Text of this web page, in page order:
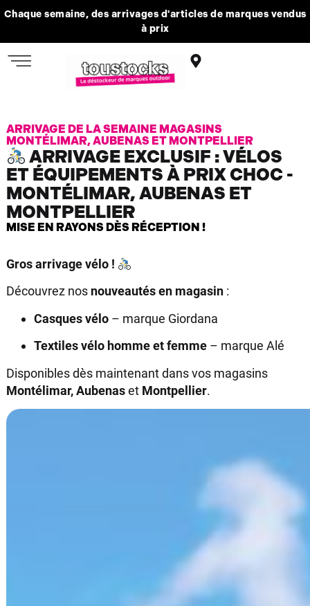
Chaque semaine, des arrivages d'articles de marques vendus
à prix
ARRIVAGE DE LA SEMAINE MAGASINS
MONTÉLIMAR, AUBENAS ET MONTPELLIER
ARRIVAGE EXCLUSIF : VÉLOS
ET ÉQUIPEMENTS À PRIX CHOC -
MONTÉLIMAR, AUBENAS ET
MONTPELLIER
MISE EN RAYONS DÈS RÉCEPTION !
Gros arrivage vélo !
Découvrez nos nouveautés en magasin:
Casques vélo– marque Giordana
Textiles vélo homme et femme– marque Alé
Disponibles dès maintenant dans vos magasins
Montélimar, Aubenaset Montpellier.